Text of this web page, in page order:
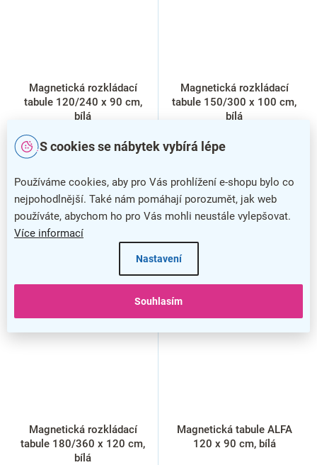
S cookies se nábytek vybírá lépe
Používáme cookies, aby pro Vás prohlížení e-shopu bylo co
nejpohodlnější. Také nám pomáhají porozumět, jak web
používáte, abychom ho pro Vás mohli neustále vylepšovat.
Více informací
Nastavení
Souhlasím
Magnetická rozkládací
tabule 120/240 x 90 cm,
bílá
Magnetická rozkládací
tabule 150/300 x 100 cm,
bílá
Magnetická rozkládací
tabule 180/360 x 120 cm,
bílá
Magnetická tabule ALFA
120 x 90 cm, bílá